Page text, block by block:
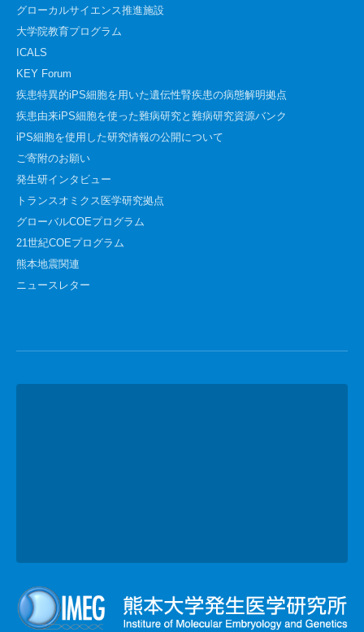
グローカルサイエンス推進施設
大学院教育プログラム
ICALS
KEY Forum
疾患特異的iPS細胞を用いた遺伝性腎疾患の病態解明拠点
疾患由来iPS細胞を使った難病研究と難病研究資源バンク
iPS細胞を使用した研究情報の公開について
ご寄附のお願い
発生研インタビュー
トランスオミクス医学研究拠点
グローバルCOEプログラム
21世紀COEプログラム
熊本地震関連
ニュースレター